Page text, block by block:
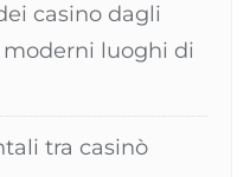
casino dagli
luoghi di
tra casinò